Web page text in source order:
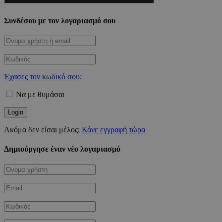
Συνδέσου με τον λογαριασμό σου
Έχασες τον κωδικό σου;
Να με θυμάσαι
Ακόμα δεν είσαι μέλος; Κάνε εγγραφή τώρα
Δημιούργησε έναν νέο λογαριασμό